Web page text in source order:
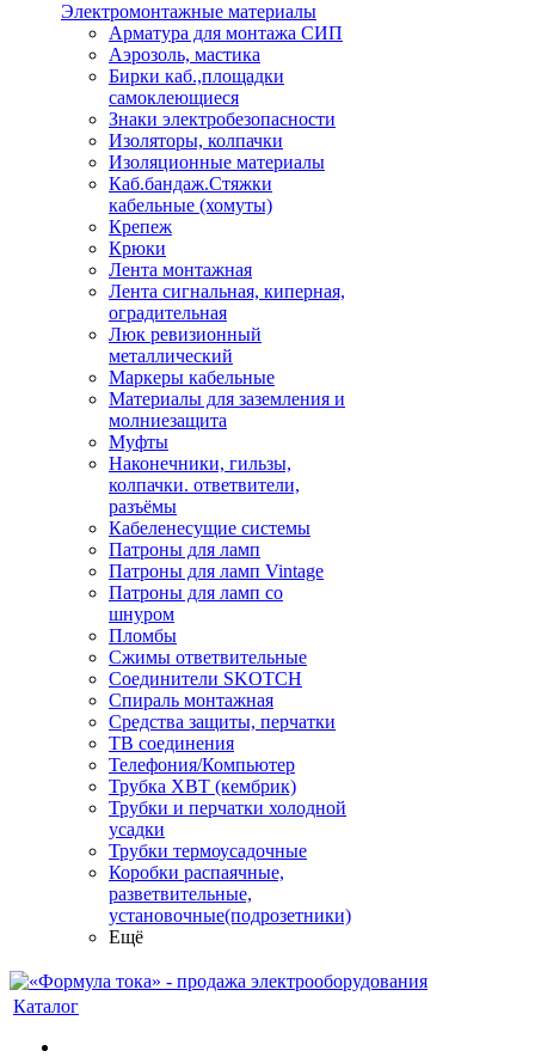
Электромонтажные материалы
Арматура для монтажа СИП
Аэрозоль, мастика
Бирки каб.,площадки
самоклеющиеся
Знаки электробезопасности
Изоляторы, колпачки
Изоляционные материалы
Каб.бандаж.Стяжки
кабельные (хомуты)
Крепеж
Крюки
Лента монтажная
Лента сигнальная, киперная,
оградительная
Люк ревизионный
металлический
Маркеры кабельные
Материалы для заземления и
молниезащита
Муфты
Наконечники, гильзы,
колпачки. ответвители,
разъёмы
Кабеленесущие системы
Патроны для ламп
Патроны для ламп Vintage
Патроны для ламп со
шнуром
Пломбы
Сжимы ответвительные
Соединители SKOTCH
Спираль монтажная
Средства защиты, перчатки
ТВ соединения
Телефония/Компьютер
Трубка ХВТ (кембрик)
Трубки и перчатки холодной
усадки
Трубки термоусадочные
Коробки распаячные,
разветвительные,
установочные(подрозетники)
Ещё
Каталог